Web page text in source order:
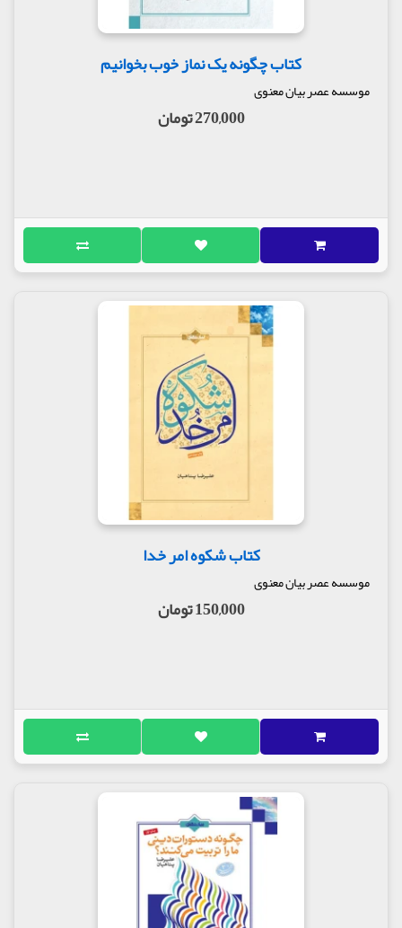
کتاب چگونه یک نماز خوب بخوانیم
موسسه عصر بیان معنوی
270,000 تومان
کتاب شکوه امر خدا
موسسه عصر بیان معنوی
150,000 تومان